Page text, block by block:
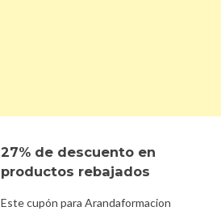
27% de descuento en
productos rebajados
Este cupón para Arandaformacion